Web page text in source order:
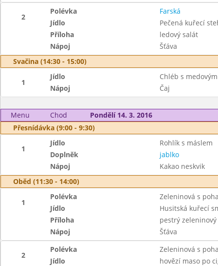
2
Polévka
Farská
Jídlo
Pečená kuřecí
Příloha
ledový salát
Nápoj
Šťáva
Svačina (14:30 - 15:00)
1
Jídlo
Chléb s
Nápoj
Čaj
Menu Chod
Pondělí 14. 3. 2016
Přesnídávka (9:00 - 9:30)
1
Jídlo
Rohlík s máslem
Doplněk
jablko
Nápoj
Kakao neskvik
Oběd (11:30 - 14:00)
1
Polévka
Zeleninová s
Jídlo
Husitská kuřecí
Příloha
pestrý
Nápoj
Šťáva
2
Polévka
Zeleninová s
Jídlo
hovězí maso po